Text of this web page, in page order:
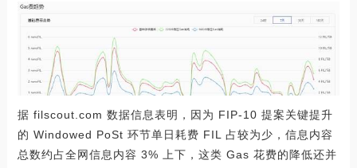
据 filscout.com 数据信息表明，因为 FIP-10 提案关键提升
的 Windowed PoSt 环节单日耗费 FIL 占较为少，信息内容
总数约占全网信息内容 3% 上下，这类 Gas 花费的降低还并